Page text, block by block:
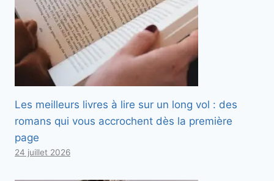
Les meilleurs livres à lire sur un long vol : des
romans qui vous accrochent dès la première
page
24 juillet 2026